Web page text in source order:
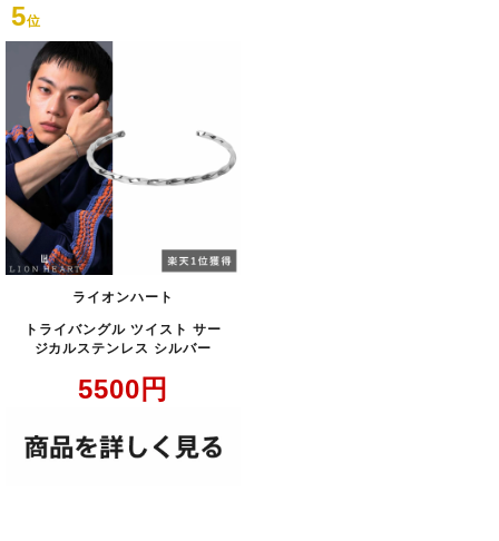
ライオンハート
トライバングル ツイスト サー
ジカルステンレス シルバー
5500 円
5位